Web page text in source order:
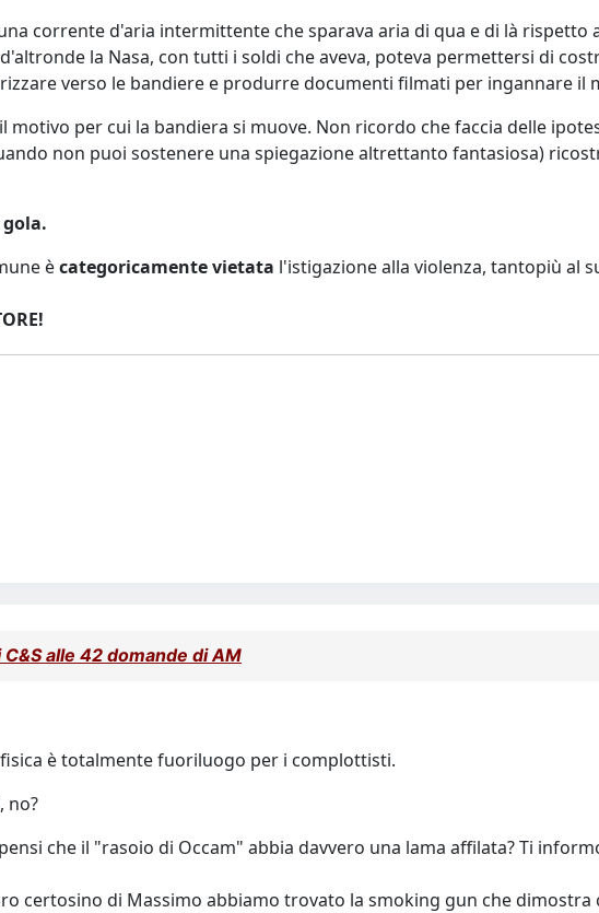
corrente d'aria intermittente che sparava aria di qua e di là
la Nasa, con tutti i soldi che aveva, poteva permettersi di
verso le bandiere e produrre documenti filmati per ingannare il
motivo per cui la bandiera si muove. Non ricordo che faccia delle
non puoi sostenere una spiegazione altrettanto fantasiosa)
ècategoricamente vietata l'istigazione alla violenza, tantopiù al
alle 42 domande di AM
è totalmente fuoriluogo per i complottisti.
no?
che il "rasoio di Occam" abbia davvero una lama affilata? Ti
certosino di Massimo abbiamo trovato la smoking gun che